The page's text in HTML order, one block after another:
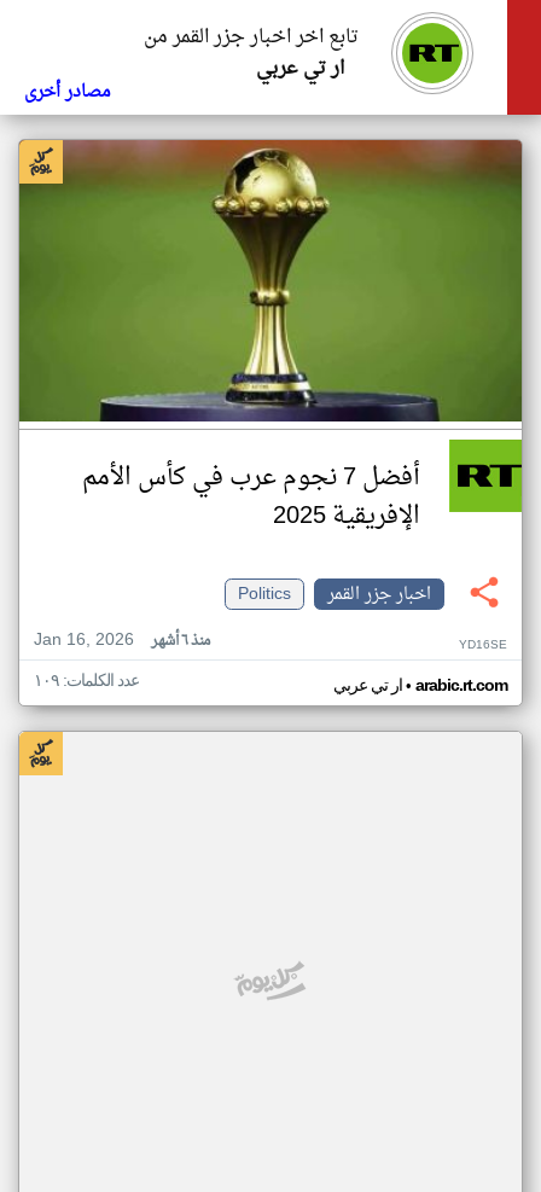
تابع اخر اخبار جزر القمر من
ار تي عربي
مصادر أخرى
أفضل 7 نجوم عرب في كأس الأمم
الإفريقية 2025
اخبار جزر القمر
Politics
Jan 16, 2026
منذ ٦ أشهر YD16SE
ار تي عربي• arabic.rt.com عدد الكلمات: ١٠٩